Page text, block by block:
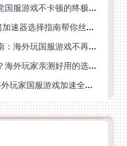
在英国打一梦江湖卡吗？海外党国服游戏不卡顿的终极解法
海外党打枪神纪卡成PPT？这篇加速器选择指南帮你丝滑上分
美国打我的起源加速器下载指南：海外玩国服游戏不再卡的终极方案
江南百景图国外加速器有哪些？海外玩家亲测好用的选择与避坑指南
去国外能打王国保卫战4吗？海外玩家国服游戏加速全攻略（附公主连结幻想江湖实测）